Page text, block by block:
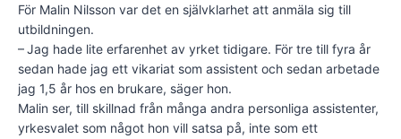
För Malin Nilsson var det en självklarhet att anmäla sig till
utbildningen.
– Jag hade lite erfarenhet av yrket tidigare. För tre till fyra år
sedan hade jag ett vikariat som assistent och sedan arbetade
jag 1,5 år hos en brukare, säger hon.
Malin ser, till skillnad från många andra personliga assistenter,
yrkesvalet som något hon vill satsa på, inte som ett